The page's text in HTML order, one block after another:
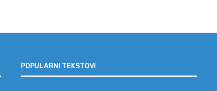
POPULARNI TEKSTOVI